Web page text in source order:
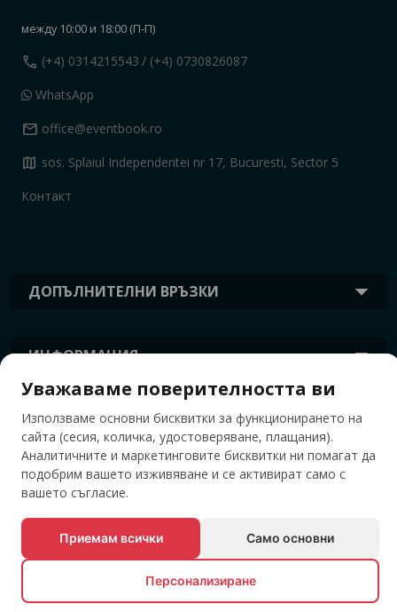
ДОПЪЛНИТЕЛНИ ВРЪЗКИ
ИНФОРМАЦИЯ
между 10:00 и 18:00 (П-П)
call (+4) 0314215543 / (+4) 0730826087
WhatsApp
mail office@eventbook.ro
map sos. Splaiul Independentei nr 17, Bucuresti, Sector 5
Контакт
ТАГОВЕ
© Всички права запазени EVENTBOOK SRL.
Уважаваме поверителността ви
Използваме основни бисквитки за функционирането на
сайта (сесия, количка, удостоверяване, плащания).
Аналитичните и маркетинговите бисквитки ни помагат да
подобрим вашето изживяване и се активират само с
вашето съгласие.
Приемам всички Само основни
Персонализиране